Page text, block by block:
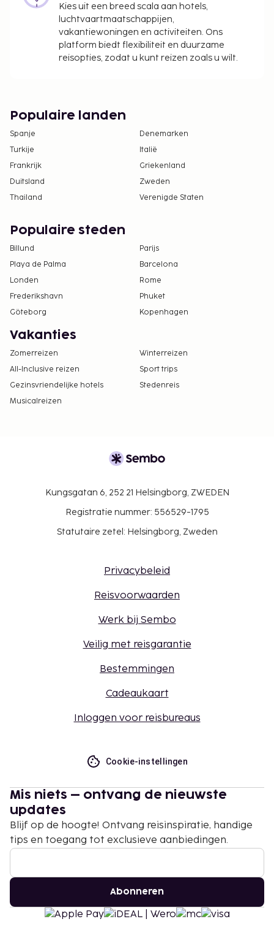
Kies uit een breed scala aan hotels,
luchtvaartmaatschappijen,
vakantiewoningen en activiteiten. Ons
platform biedt flexibiliteit en duurzame
reisopties, zodat u kunt reizen zoals u wilt.
Populaire landen
Spanje
Denemarken
Turkije
Italië
Frankrijk
Griekenland
Duitsland
Zweden
Thailand
Verenigde Staten
Populaire steden
Billund
Parijs
Playa de Palma
Barcelona
Londen
Rome
Frederikshavn
Phuket
Göteborg
Kopenhagen
Vakanties
Zomerreizen
Winterreizen
All-Inclusive reizen
Sport trips
Gezinsvriendelijke hotels
Stedenreis
Musicalreizen
Kungsgatan 6, 252 21 Helsingborg, ZWEDEN
Registratie nummer: 556529-1795
Statutaire zetel: Helsingborg, Zweden
Privacybeleid
Reisvoorwaarden
Werk bij Sembo
Veilig met reisgarantie
Bestemmingen
Cadeaukaart
Inloggen voor reisbureaus
Cookie-instellingen
Mis niets – ontvang de nieuwste
updates
Blijf op de hoogte! Ontvang reisinspiratie, handige
tips en toegang tot exclusieve aanbiedingen.
Abonneren